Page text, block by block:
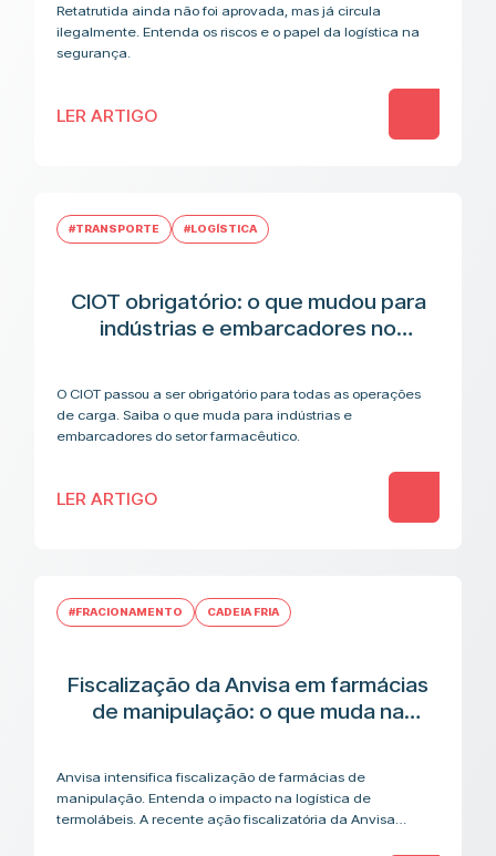
Retatrutida ainda não foi aprovada, mas já circula
ilegalmente. Entenda os riscos e o papel da logística na
segurança.
LER ARTIGO
#TRANSPORTE #LOGÍSTICA
CIOT obrigatório: o que mudou para
indústrias e embarcadores no
O CIOT passou a ser obrigatório para todas as operações
de carga. Saiba o que muda para indústrias e
embarcadores do setor farmacêutico.
LER ARTIGO
#FRACIONAMENTO CADEIA FRIA
Fiscalização da Anvisa em farmácias
de manipulação: o que muda na
Anvisa intensifica fiscalização de farmácias de
manipulação. Entenda o impacto na logística de
termolábeis. A recente ação fiscalizatória da Anvisa